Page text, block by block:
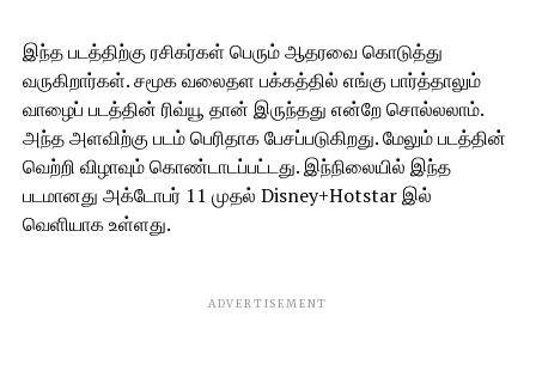
இந்த படத்திற்கு ரசிகர்கள் பெரும் ஆதரவை கொடுத்து
வருகிறார்கள். சமூக வலைதள பக்கத்தில் எங்கு பார்த்தாலும்
வாழைப் படத்தின் ரிவ்யூ தான் இருந்தது என்றே சொல்லலாம்.
அந்த அளவிற்கு படம் பெரிதாக பேசப்படுகிறது. மேலும் படத்தின்
வெற்றி விழாவும் கொண்டாடப்பட்டது. இந்நிலையில் இந்த
படமானது அக்டோபர் 11 முதல் Disney+Hotstar இல்
வெளியாக உள்ளது.
ADVERTISEMENT